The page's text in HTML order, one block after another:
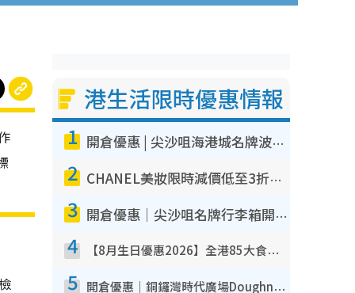
港生活限時優惠情報
1 開倉優惠 | 尖沙咀海港城名牌波鞋開倉低至1折！On鞋$899起／Joy&Peace鞋履$98起
2 CHANEL美妝限時減價低至3折！人氣粉底/唇膏/精華液低至$275！COCO香水都有平
3 開倉優惠｜尖沙咀名牌行李箱開倉低至4折！一連5日 American Tourister/ace./Hallmark $200起！
4 【8月生日優惠2026】全港85大食買玩著數攻略 自助餐/火鍋放題同行免費＋誠品/DONKI送現金券
5 開倉優惠｜銅鑼灣時代廣場Doughnut/Campo Marzio開倉低至1折！背囊、書包、手袋劈價$200起